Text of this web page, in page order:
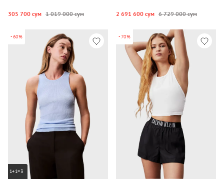
305 700 сум 1 019 000 сум 2 691 600 сум 6 729 000 сум
-60%
1+1=3
-70%